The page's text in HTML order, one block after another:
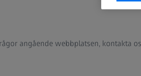
angående webbplatsen, kontakta